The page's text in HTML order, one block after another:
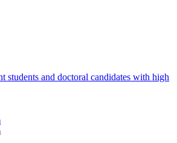
students and doctoral candidates with high